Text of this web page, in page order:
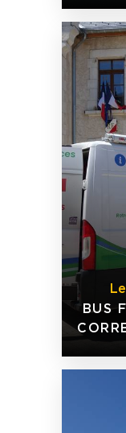
Le
BUS